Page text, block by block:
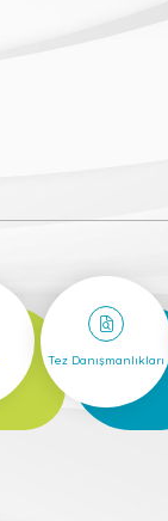
2
Tez Danışmanlıkları